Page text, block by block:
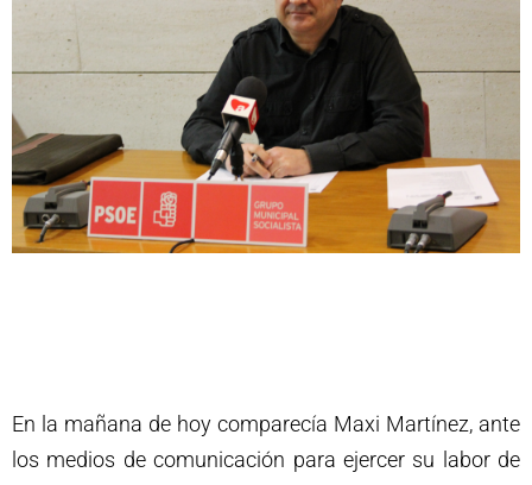
En la mañana de hoy comparecía Maxi Martínez, ante
los medios de comunicación para ejercer su labor de